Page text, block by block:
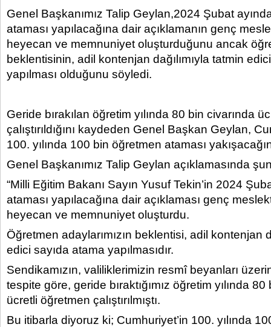
Genel Başkanımız Talip Geylan,2024 Şubat
ataması yapılacağına dair açıklamanın genç
heyecan ve memnuniyet oluşturduğunu ancak
beklentisinin, adil kontenjan dağılımıyla tatmin
yapılması olduğunu söyledi.
Geride bırakılan öğretim yılında 80 bin civarında
çalıştırıldığını kaydeden Genel Başkan Geylan,
100. yılında 100 bin öğretmen ataması
Genel Başkanımız Talip Geylan açıklamasında
“Milli Eğitim Bakanı Sayın Yusuf Tekin’in 2024
ataması yapılacağına dair açıklaması genç
heyecan ve memnuniyet oluşturdu.
Öğretmen adaylarımızın beklentisi, adil kontenjan
edici sayıda atama yapılmasıdır.
Sendikamızın, valiliklerimizin resmî beyanları
tespite göre, geride bıraktığımız öğretim yılında
ücretli öğretmen çalıştırılmıştı.
Bu itibarla diyoruz ki; Cumhuriyet’in 100. yılında